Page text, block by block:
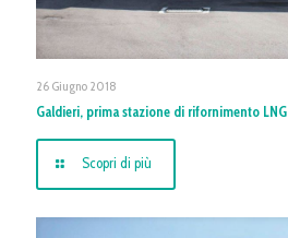
26 Giugno 2018
Galdieri, prima stazione di rifornimento
Scopri di più